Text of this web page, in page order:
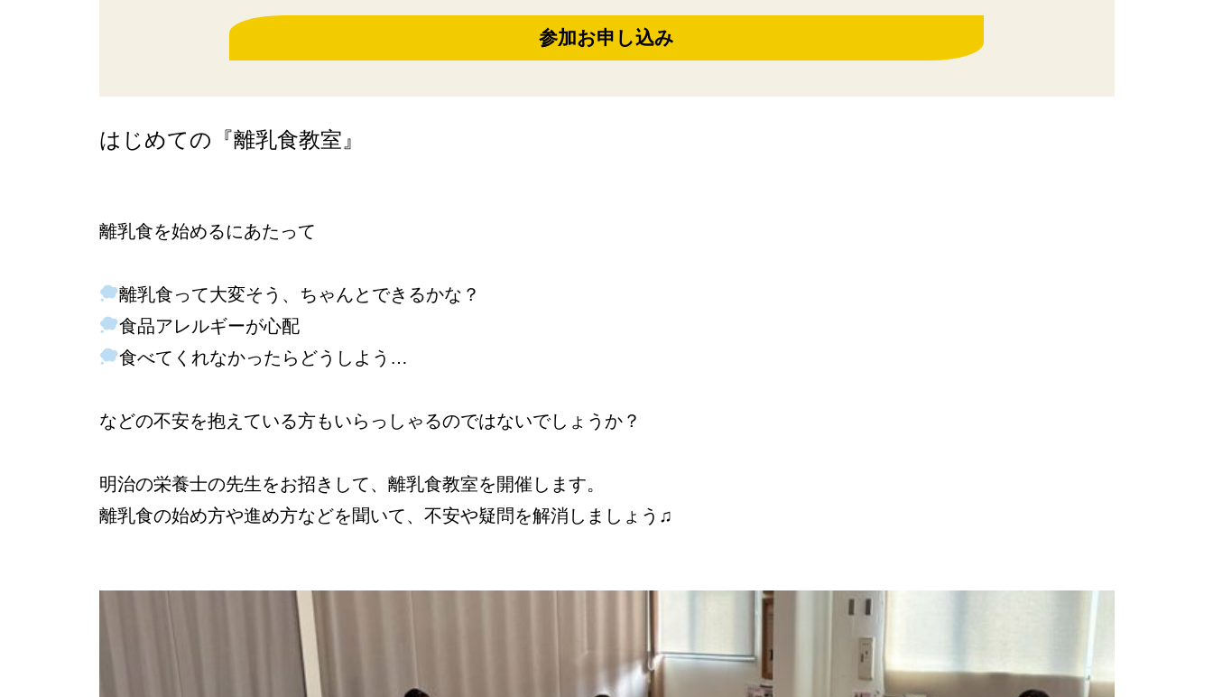
参加お申し込み
はじめての『離乳食教室』
離乳食を始めるにあたって
離乳食って大変そう、ちゃんとできるかな？
食品アレルギーが心配
食べてくれなかったらどうしよう…
などの不安を抱えている方もいらっしゃるのではないでしょうか？
明治の栄養士の先生をお招きして、離乳食教室を開催します。
離乳食の始め方や進め方などを聞いて、不安や疑問を解消しましょう♫